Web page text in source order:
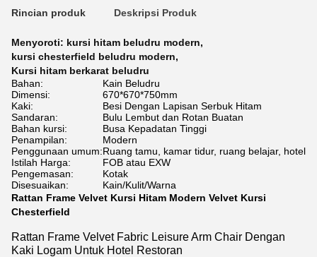
Rincian produk Deskripsi Produk
Menyoroti: kursi hitam beludru modern,
kursi chesterfield beludru modern,
Kursi hitam berkarat beludru
Bahan:
Kain Beludru
Dimensi:
670*670*750mm
Kaki:
Besi Dengan Lapisan Serbuk Hitam
Sandaran:
Bulu Lembut dan Rotan Buatan
Bahan kursi:
Busa Kepadatan Tinggi
Penampilan:
Modern
Penggunaan umum:Ruang tamu, kamar tidur, ruang belajar, hotel
Istilah Harga:
FOB atau EXW
Pengemasan:
Kotak
Disesuaikan:
Kain/Kulit/Warna
Rattan Frame Velvet Kursi Hitam Modern Velvet Kursi
Chesterfield
Rattan Frame Velvet Fabric Leisure Arm Chair Dengan
Kaki Logam Untuk Hotel Restoran